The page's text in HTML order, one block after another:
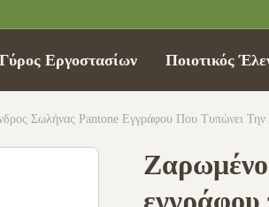
Γύρος Εργοστασίων Ποιοτικός
Σωλήνας Pantone Εγγράφου Που Τυπώνει